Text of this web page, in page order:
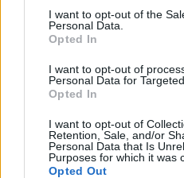
consent section.
I want to opt-out of the
Personal Data.
Opted In
I want to opt-out of
Personal Data for
Opted In
I want to opt-out of
Retention, Sale, and/or
Personal Data that Is
Purposes for which it was
Opted Out